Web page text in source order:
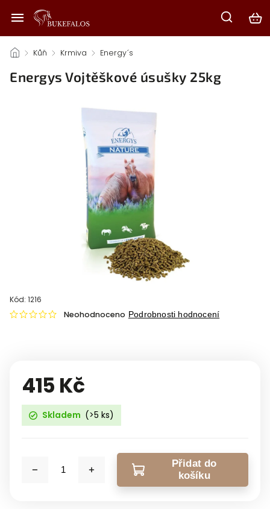
/ Kůň / Krmiva / Energy´s
Energys Vojtěškové úsušky 25kg
Kód: 1216
Neohodnoceno Podrobnosti hodnocení
415 Kč
Skladem (>5 ks)
Přidat do
košíku